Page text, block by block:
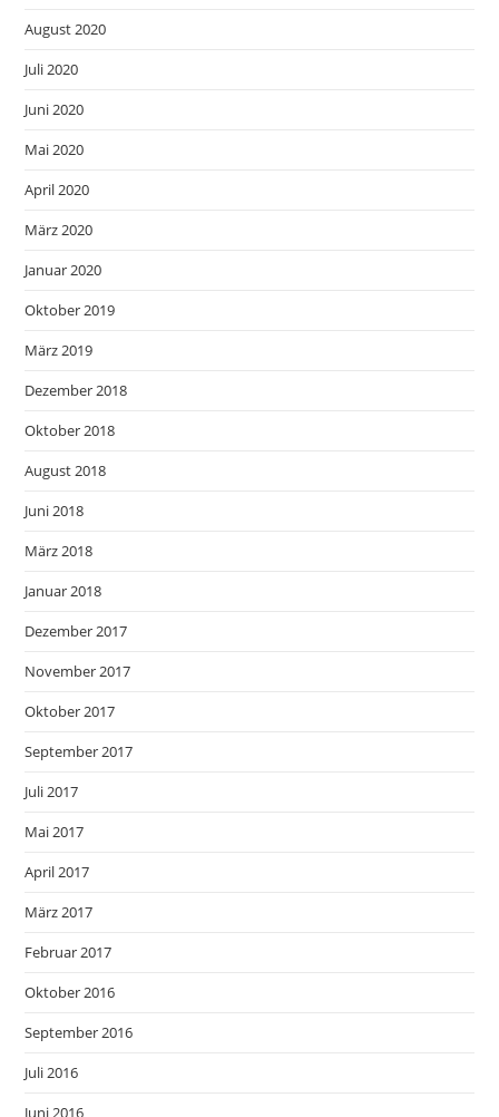
August 2020
Juli 2020
Juni 2020
Mai 2020
April 2020
März 2020
Januar 2020
Oktober 2019
März 2019
Dezember 2018
Oktober 2018
August 2018
Juni 2018
März 2018
Januar 2018
Dezember 2017
November 2017
Oktober 2017
September 2017
Juli 2017
Mai 2017
April 2017
März 2017
Februar 2017
Oktober 2016
September 2016
Juli 2016
Juni 2016